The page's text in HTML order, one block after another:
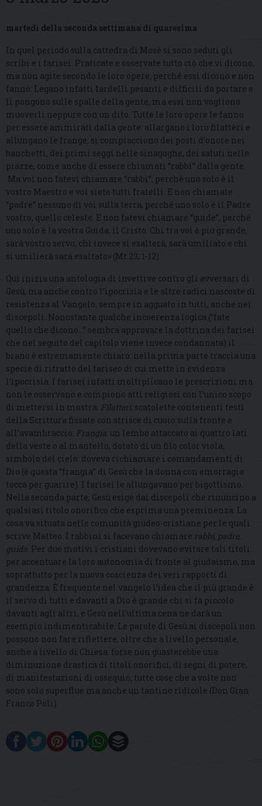
martedì della seconda settimana di quaresima
In quel periodo sulla cattedra di Mosè si sono seduti gli
scribi e i farisei. Praticate e osservate tutto ciò che vi dicono,
ma non agite secondo le loro opere, perché essi dicono e non
fanno. Legano infatti fardelli pesanti e difficili da portare e
li pongono sulle spalle della gente, ma essi non vogliono
muoverli neppure con un dito. Tutte le loro opere le fanno
per essere ammirati dalla gente: allargano i loro filattèri e
allungano le frange; si compiacciono dei posti d’onore nei
banchetti, dei primi seggi nelle sinagoghe, dei saluti nelle
piazze, come anche di essere chiamati “rabbì” dalla gente.
Ma voi non fatevi chiamare “rabbì”, perché uno solo è il
vostro Maestro e voi siete tutti fratelli. E non chiamate
“padre” nessuno di voi sulla terra, perché uno solo è il Padre
vostro, quello celeste. E non fatevi chiamare “guide”, perché
uno solo è la vostra Guida, il Cristo. Chi tra voi è più grande,
sarà vostro servo; chi invece si esalterà, sarà umiliato e chi
si umilierà sarà esaltato» (Mt 23, 1-12).
Qui inizia una antologia di invettive contro gli avversari di
Gesù, ma anche contro l’ipocrisia e le altre radici nascoste di
resistenza al Vangelo, sempre in agguato in tutti, anche nei
discepoli. Nonostante qualche incoerenza logica (“fate
quello che dicono…” sembra approvare la dottrina dei farisei
che nel seguito del capitolo viene invece condannata) il
brano è estremamente chiaro: nella prima parte traccia una
specie di ritratto del fariseo di cui mette in evidenza
l’ipocrisia. I farisei infatti moltiplicano le prescrizioni ma
non le osservano e compiono atti religiosi con l’unico scopo
di mettersi in mostra. Filatteri:scatolette contenenti testi
della Scrittura fissate con strisce di cuoio sulla fronte e
all’avambraccio. Frangia: un lembo attaccato ai quattro lati
della veste o al mantello, dotato di un filo color viola,
simbolo del cielo: doveva richiamare i comandamenti di
Dio (è questa “frangia” di Gesù che la donna con emorragia
tocca per guarire). I farisei le allungavano per bigottismo.
Nella seconda parte, Gesù esige dai discepoli che rinuncino a
qualsiasi titolo onorifico che esprima una preminenza. La
cosa va situata nelle comunità giudeo-cristiane per le quali
scrive Matteo. I rabbini si facevano chiamare rabbi, padre,
guida. Per due motivi i cristiani dovevano evitare tali titoli:
per accentuare la loro autonomia di fronte al giudaismo, ma
soprattutto per la nuova coscienza dei veri rapporti di
grandezza. È frequente nel vangelo l’idea che il più grande è
il servo di tutti e davanti a Dio è grande chi si fa piccolo
davanti agli altri, e Gesù nell’ultima cena ne darà un
esempio indimenticabile. Le parole di Gesù ai discepoli non
possono non fare riflettere, oltre che a livello personale,
anche a livello di Chiesa: forse non guasterebbe una
diminuzione drastica di titoli onorifici, di segni di potere,
di manifestazioni di ossequio, tutte cose che a volte non
sono solo superflue ma anche un tantino ridicole (Don Gian
Franco Poli).